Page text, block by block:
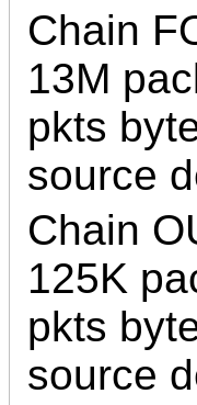
Chain
13M
pkts
source
Chain
125K
pkts
source